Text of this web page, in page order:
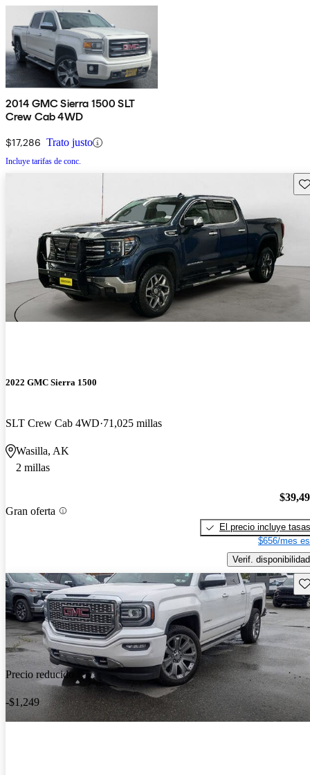
2014 GMC Sierra 1500 SLT
Crew Cab 4WD
$17,286 Trato justo
Incluye tarifas de conc.
2022 GMC Sierra 1500
SLT Crew Cab 4WD 71,025 millas
Wasilla, AK
2 millas
Gran oferta
El precio incluye tasas
$656/mes
Verif. disponibilidad
Precio reducido
-$1,249